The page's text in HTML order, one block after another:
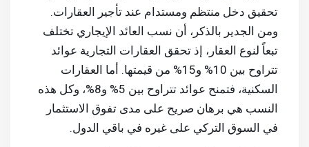
تحقيق دخل منتظم ومستدام عند تأجير العقارات.
ومن الجدير بالذكر، أن نسب العائد الإيجاري تختلف
تبعاً لنوع العقار، إذ تحقق العقارات التجارية عوائد
تتراوح بين 10% و15% من قيمتها. أما العقارات
السكنية، فتمنح عوائد تتراوح بين 5% و8%، وكل هذه
النسب هي برهان صريح على مدى تفوق الاستثمار
في السوق التركي على غيره في باقي الدول.